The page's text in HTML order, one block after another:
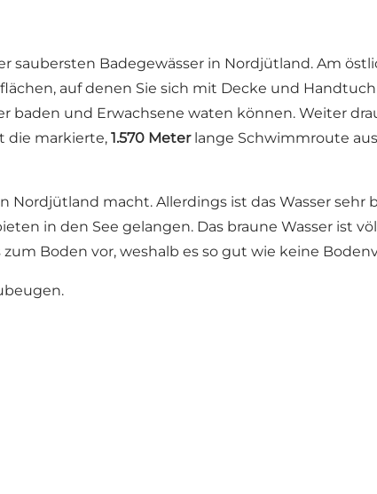
Badegewässer in Nordjütland. Am
auf denen Sie sich mit Decke und
baden und Erwachsene waten können. Weiter
die markierte, 1.570 Meterlange Schwimmroute
Nordjütland macht. Allerdings ist das Wasser sehr
in den See gelangen. Das braune Wasser ist
Boden vor, weshalb es so gut wie keine